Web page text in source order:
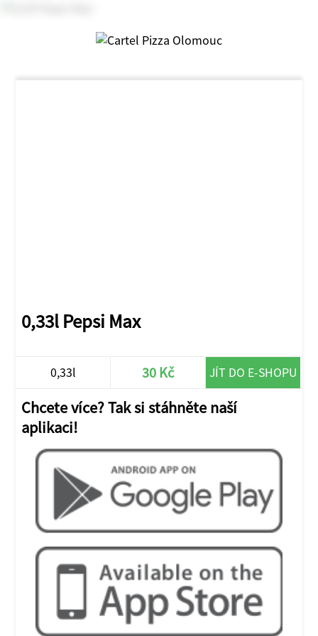
0,33l Pepsi Max
0,33l 30 Kč JÍT DO E-SHOPU
Chcete více? Tak si stáhněte naší
aplikaci!